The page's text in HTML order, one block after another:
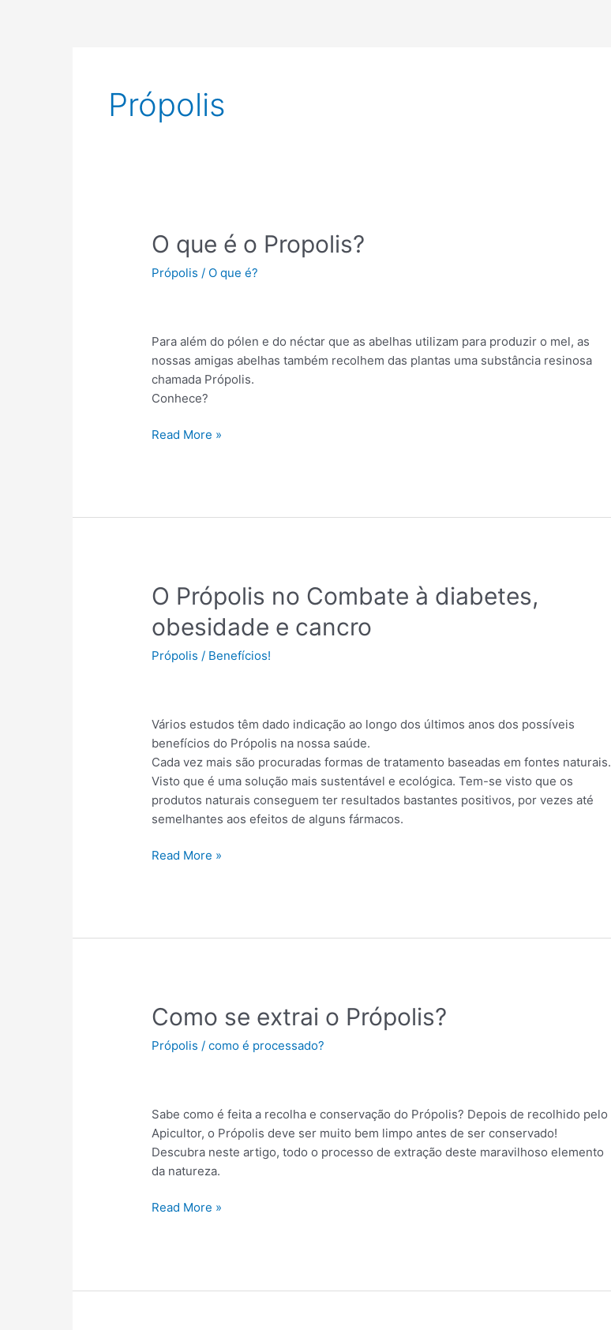
Própolis
O que é o Propolis?
Própolis / O que é?
Para além do pólen e do néctar que as abelhas utilizam para produzir o mel, as
nossas amigas abelhas também recolhem das plantas uma substância resinosa
chamada Própolis.
Conhece?
O
que
é
Read More »
O Própolis no Combate à diabetes,
obesidade e cancro
Própolis / Benefícios!
Vários estudos têm dado indicação ao longo dos últimos anos dos possíveis
benefícios do Própolis na nossa saúde.
Cada vez mais são procuradas formas de tratamento baseadas em fontes naturais.
Visto que é uma solução mais sustentável e ecológica. Tem-se visto que os
produtos naturais conseguem ter resultados bastantes positivos, por vezes até
semelhantes aos efeitos de alguns fármacos.
O
Própolis
no
e
cancro
Read More »
Como se extrai o Própolis?
Própolis /como é processado?
Sabe como é feita a recolha e conservação do Própolis? Depois de recolhido pelo
Apicultor, o Própolis deve ser muito bem limpo antes de ser conservado!
Descubra neste artigo, todo o processo de extração deste maravilhoso elemento
da natureza.
Como
se
extrai
Read More »